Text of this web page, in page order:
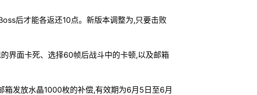
后才能各返还10点。新版本调整为,只要击败
界面卡死、选择60帧后战斗中的卡顿,以及邮箱
箱发放水晶1000枚的补偿,有效期为6月5日至6月